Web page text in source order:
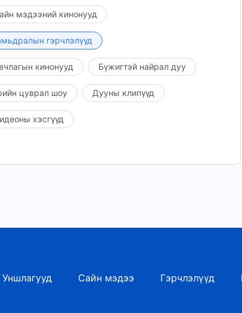
мэдээний кинонууд
гэрчлэлүүд
кинонууд Бүжигтэй найрал дуу
цуврал шоу Дууны клипүүд
хэсгүүд
Уншлагууд Сайн мэдээ Гэрчлэлүүд